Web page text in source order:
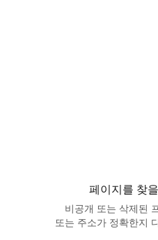
페이지를 찾
비공개 또는 삭제된
또는 주소가 정확한지